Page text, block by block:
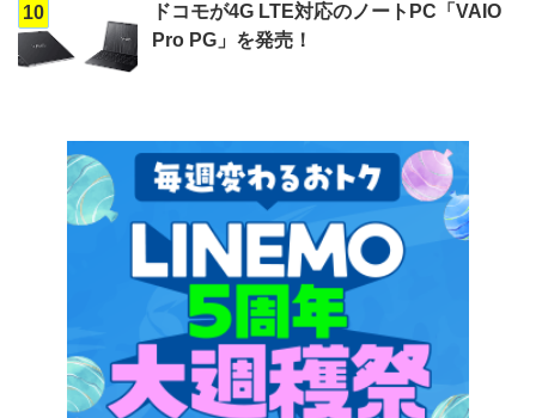
10
ドコモが4G LTE対応のノートPC「VAIO
Pro PG」を発売！